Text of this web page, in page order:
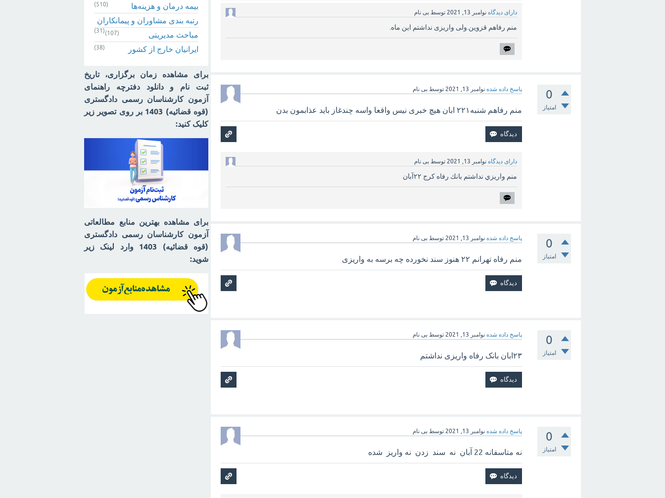
دارای دیدگاه نوامبر 13, 2021 توسطبی نام
منم رفاهم قزوین.ولی واریزی نداشتم این ماه.
0
امتیاز
پاسخ داده شده نوامبر 13, 2021 توسطبی نام
منم رفاهم شنبه۲۲۱ ابان هیچ خبری نیس واقعا واسه چندغاز باید عذابمون بدن
دارای دیدگاه نوامبر 13, 2021 توسطبی نام
منم واريزي نداشتم بانك رفاه كرج ٢٢آبان
0
امتیاز
پاسخ داده شده نوامبر 13, 2021 توسطبی نام
منم رفاه تهرانم ۲۲ هنوز سند نخورده چه برسه به واریزی
0
امتیاز
پاسخ داده شده نوامبر 13, 2021 توسطبی نام
۲۳ابان بانک رفاه واریزی نداشتم
0
امتیاز
پاسخ داده شده نوامبر 13, 2021 توسطبی نام
نه متاسفانه 22 آبان نه سند زدن نه واریز شده
بیمه درمان و هزینه‌ها (510)
رتبه بندی مشاوران و پیمانکاران
(31) مباحث مدیریتی (107)
ایرانیان خارج از کشور (38)
برای مشاهده زمان برگزاری، تاریخ
ثبت نام و دانلود دفترچه راهنمای
آزمون کارشناسان رسمی دادگستری
(قوه قضائیه) 1403 بر روی تصویر زیر
کلیک کنید:
برای مشاهده بهترین منابع مطالعاتی
آزمون کارشناسان رسمی دادگستری
(قوه قضائیه) 1403 وارد لینک زیر
شوید: